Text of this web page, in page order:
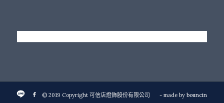
© 2019 Copyright 可信店燈飾股份有限公司 - made bybouncin